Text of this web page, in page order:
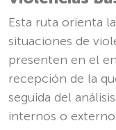
Esta ruta orienta
situaciones de
presenten en el
recepción de la
seguida del
internos o